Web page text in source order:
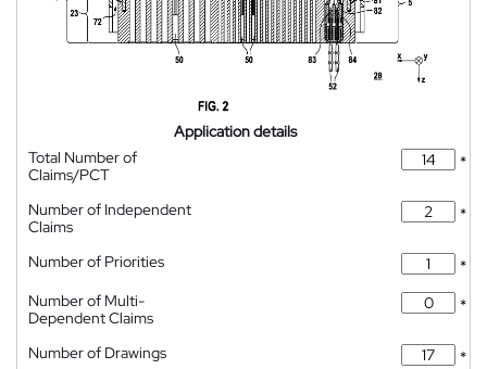
Application details
Total Number of
Claims/PCT
*
Number of Independent
Claims
*
Number of Priorities
*
Number of Multi-
Dependent Claims
*
Number of Drawings
*